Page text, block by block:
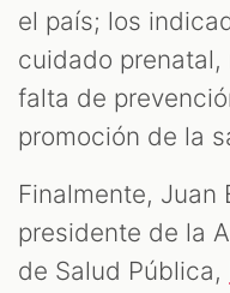
el país; los
cuidado
falta de
promoción de la
Finalmente, Juan
presidente de la
de Salud Pública,